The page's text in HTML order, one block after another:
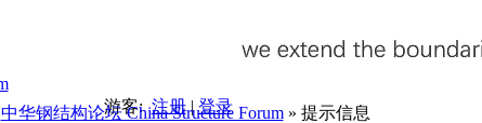
游客:注册|登录
中华钢结构论坛 China Structure Forum» 提示信息